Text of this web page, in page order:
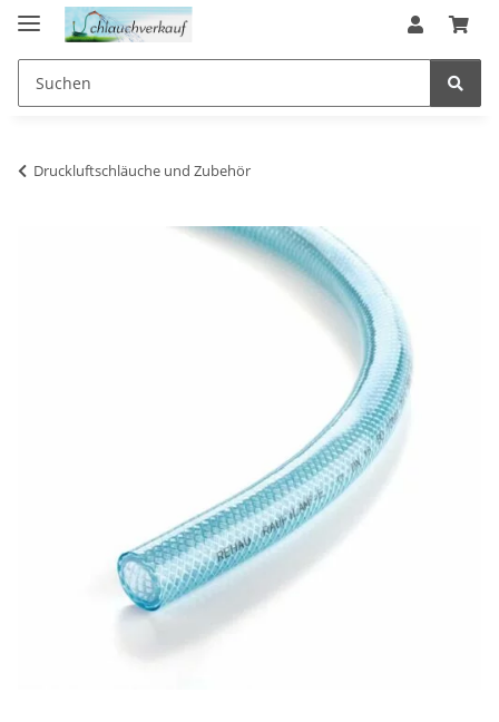
Druckluftschläuche und Zubehör